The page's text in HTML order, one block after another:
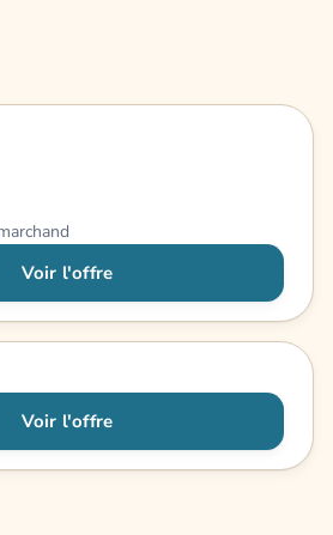
Voir l'offre
Voir l'offre